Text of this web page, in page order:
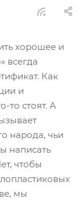
хорошее и
всегда
Как
и
то стоят. А
народа, чьи
написать
чтобы
мы